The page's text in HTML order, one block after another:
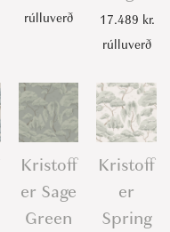
rúlluverð
17.489 kr.
rúlluverð
Kristoff
er Sage
Green
Kristoff
er
Spring